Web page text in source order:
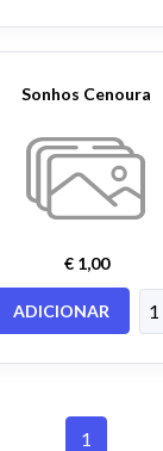
Sonhos Cenoura
€ 1,00
ADICIONAR
1